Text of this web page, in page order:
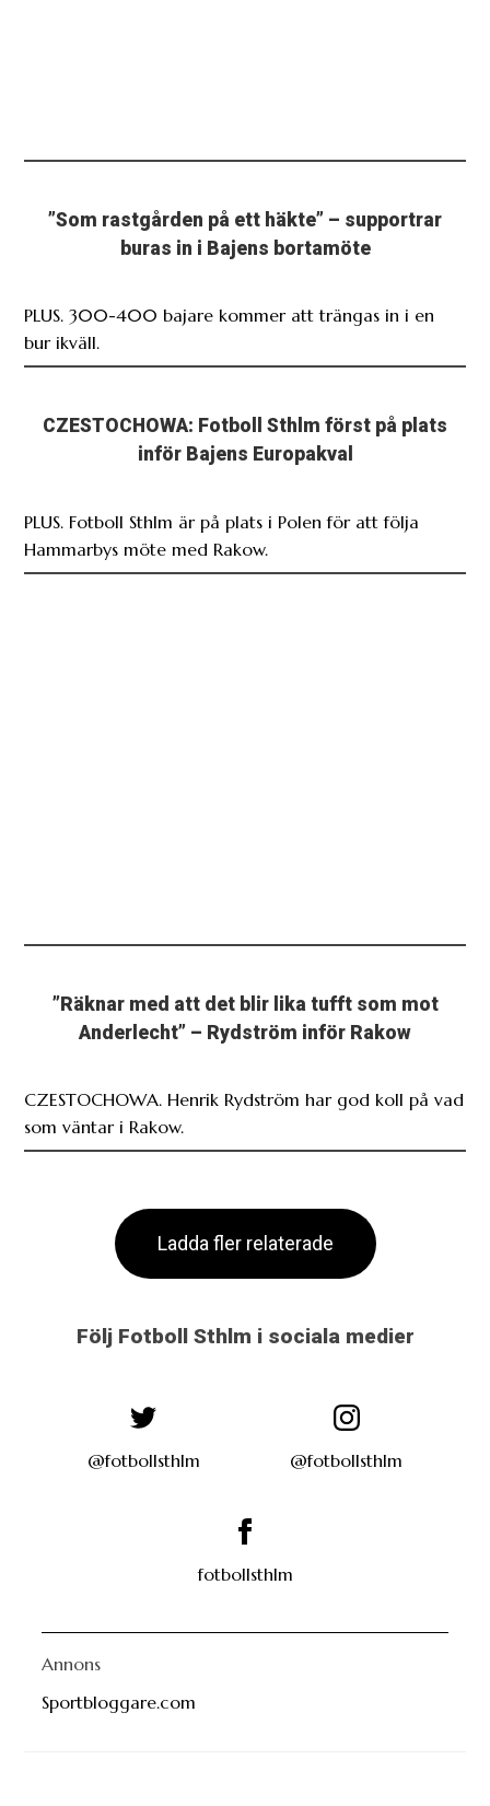
”Som rastgården på ett häkte” – supportrar
buras in i Bajens bortamöte
PLUS. 300-400 bajare kommer att trängas in i en
bur ikväll.
CZESTOCHOWA: Fotboll Sthlm först på plats
inför Bajens Europakval
PLUS. Fotboll Sthlm är på plats i Polen för att följa
Hammarbys möte med Rakow.
”Räknar med att det blir lika tufft som mot
Anderlecht” – Rydström inför Rakow
CZESTOCHOWA. Henrik Rydström har god koll på vad
som väntar i Rakow.
Ladda fler relaterade
Följ Fotboll Sthlm i sociala medier
@fotbollsthlm @fotbollsthlm
fotbollsthlm
Annons
Sportbloggare.com